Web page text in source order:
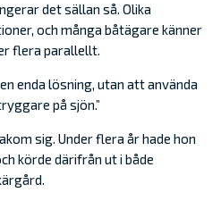
det sällan så. Olika
och många båtägare känner
flera parallellt.
enda lösning, utan att använda
på sjön.”
sig. Under flera år hade hon
körde därifrån ut i både